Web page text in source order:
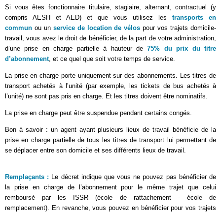
Si vous êtes fonctionnaire titulaire, stagiaire, alternant, contractuel (y
compris AESH et AED) et que vous utilisez les transports en
commun ou un service de location de vélos pour vos trajets domicile-
travail, vous avez le droit de bénéficier, de la part de votre administration,
d’une prise en charge partielle à hauteur de75% du prix du titre
d’abonnement, et ce quel que soit votre temps de service.
La prise en charge porte uniquement sur des abonnements. Les titres de
transport achetés à l’unité (par exemple, les tickets de bus achetés à
l’unité) ne sont pas pris en charge. Et les titres doivent être nominatifs.
La prise en charge peut être suspendue pendant certains congés.
Bon à savoir : un agent ayant plusieurs lieux de travail bénéficie de la
prise en charge partielle de tous les titres de transport lui permettant de
se déplacer entre son domicile et ses différents lieux de travail.
Remplaçants : Le décret indique que vous ne pouvez pas bénéficier de
la prise en charge de l’abonnement pour le même trajet que celui
remboursé par les ISSR (école de rattachement - école de
remplacement). En revanche, vous pouvez en bénéficier pour vos trajets